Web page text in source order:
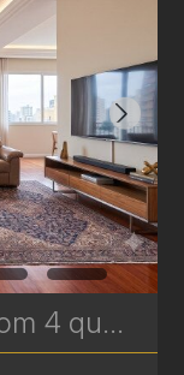
Apartamento à venda com 4 quartos, sendo 2 suítes no Batel - 227 m² - Edifício Lucyr Pasini | Ref. 1792